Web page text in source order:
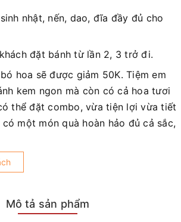
nhật, nến, dao, đĩa đầy đủ cho
đặt bánh từ lần 2, 3 trở đi.
hoa sẽ được giảm 50K. Tiệm em
kem ngon mà còn có cả hoa tươi
thể đặt combo, vừa tiện lợi vừa tiết
một món quà hoàn hảo đủ cả sắc,
Mô tả sản phẩm